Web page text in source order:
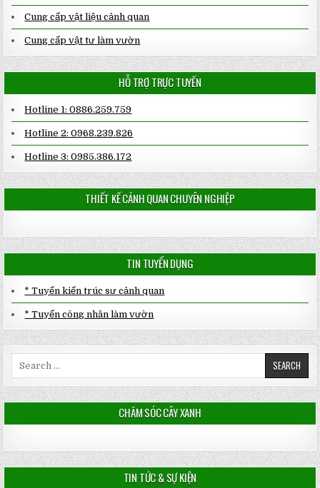
Cung cấp vật liệu cảnh quan
Cung cấp vật tư làm vườn
HỖ TRỢ TRỰC TUYẾN
Hotline 1: 0886.259.759
Hotline 2: 0968.239.826
Hotline 3: 0985.386.172
THIẾT KẾ CẢNH QUAN CHUYÊN NGHIỆP
TIN TUYỂN DỤNG
* Tuyển kiến trúc sư cảnh quan
* Tuyển công nhân làm vườn
CHĂM SÓC CÂY XANH
TIN TỨC & SỰ KIỆN